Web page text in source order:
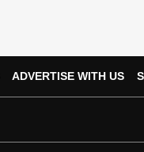
ADVERTISE WITH US